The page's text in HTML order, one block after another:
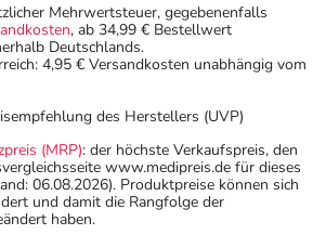
Mehrwertsteuer, gegebenenfalls
, ab 34,99 € Bestellwert
Deutschlands.
4,95 € Versandkosten unabhängig vom
des Herstellers (UVP)
(MRP): der höchste Verkaufspreis, den
www.medipreis.de für dieses
06.08.2026). Produktpreise können sich
und damit die Rangfolge der
haben.